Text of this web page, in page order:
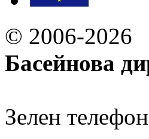
© 2006-2026
Басейнова
Зелен